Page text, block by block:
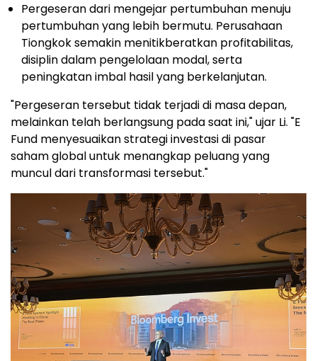
Pergeseran dari mengejar pertumbuhan menuju
pertumbuhan yang lebih bermutu. Perusahaan
Tiongkok semakin menitikberatkan profitabilitas,
disiplin dalam pengelolaan modal, serta
peningkatan imbal hasil yang berkelanjutan.
"Pergeseran tersebut tidak terjadi di masa depan,
melainkan telah berlangsung pada saat ini," ujar Li. "E
Fund menyesuaikan strategi investasi di pasar
saham global untuk menangkap peluang yang
muncul dari transformasi tersebut."